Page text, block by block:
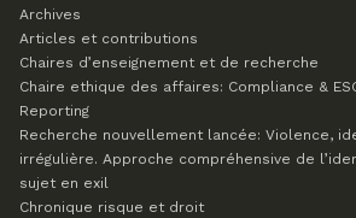
Archives
Articles et contributions
Chaires d’enseignement et de recherche
Chaire ethique des affaires: Compliance &
Reporting
Recherche nouvellement lancée: Violence,
irrégulière. Approche compréhensive de
sujet en exil
Chronique risque et droit